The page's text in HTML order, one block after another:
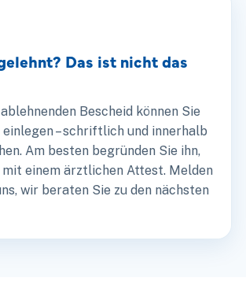
Das ist nicht das
Bescheid können Sie
– schriftlich und innerhalb
Am besten begründen Sie ihn,
mit einem ärztlichen Attest. Melden
wir beraten Sie zu den nächsten